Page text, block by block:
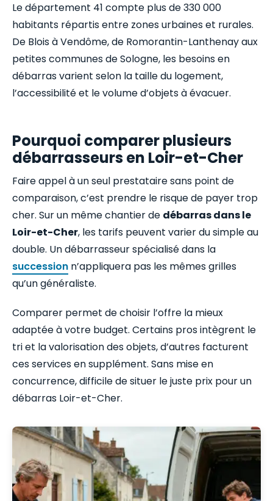
Le département 41 compte plus de 330 000
habitants répartis entre zones urbaines et rurales.
De Blois à Vendôme, de Romorantin-Lanthenay aux
petites communes de Sologne, les besoins en
débarras varient selon la taille du logement,
l’accessibilité et le volume d’objets à évacuer.
Pourquoi comparer plusieurs
débarrasseurs en Loir-et-Cher
Faire appel à un seul prestataire sans point de
comparaison, c’est prendre le risque de payer trop
cher. Sur un même chantier de débarras dans le
Loir-et-Cher, les tarifs peuvent varier du simple au
double. Un débarrasseur spécialisé dans la
succession n’appliquera pas les mêmes grilles
qu’un généraliste.
Comparer permet de choisir l’offre la mieux
adaptée à votre budget. Certains pros intègrent le
tri et la valorisation des objets, d’autres facturent
ces services en supplément. Sans mise en
concurrence, difficile de situer le juste prix pour un
débarras Loir-et-Cher.